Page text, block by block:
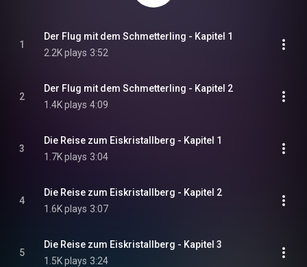
1
Der Flug mit dem Schmetterling - Kapitel 1
2.2K plays 3:52
2
Der Flug mit dem Schmetterling - Kapitel 2
1.4K plays 4:09
3
Die Reise zum Eiskristallberg - Kapitel 1
1.7K plays 3:04
4
Die Reise zum Eiskristallberg - Kapitel 2
1.6K plays 3:07
5
Die Reise zum Eiskristallberg - Kapitel 3
1.5K plays 3:24